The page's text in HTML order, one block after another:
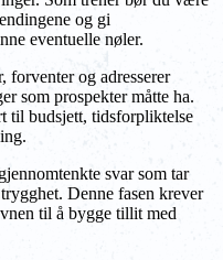
og gi
eventuelle nøler.
forventer og adresserer
som prospekter måtte ha.
til budsjett, tidsforpliktelse
svar som tar
Denne fasen krever
til å bygge tillit med